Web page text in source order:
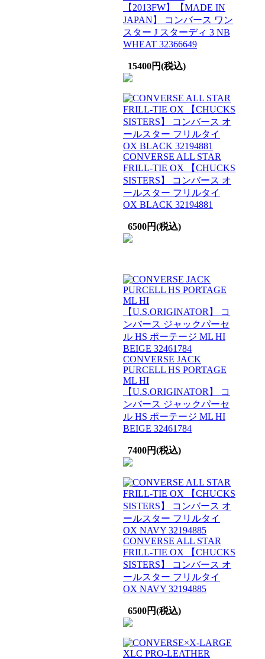
【2013FW】【MADE IN
JAPAN】 コンバース ワン
スター J スターディ 3 NB
WHEAT 32366649
15400円(税込)
CONVERSE ALL STAR
FRILL-TIE OX 【CHUCKS
SISTERS】 コンバース オ
ールスター フリルタイ
OX BLACK 32194881
6500円(税込)
CONVERSE JACK
PURCELL HS PORTAGE
ML HI
【U.S.ORIGINATOR】 コ
ンバース ジャックパーセ
ル HS ポーテージ ML HI
BEIGE 32461784
7400円(税込)
CONVERSE ALL STAR
FRILL-TIE OX 【CHUCKS
SISTERS】 コンバース オ
ールスター フリルタイ
OX NAVY 32194885
6500円(税込)